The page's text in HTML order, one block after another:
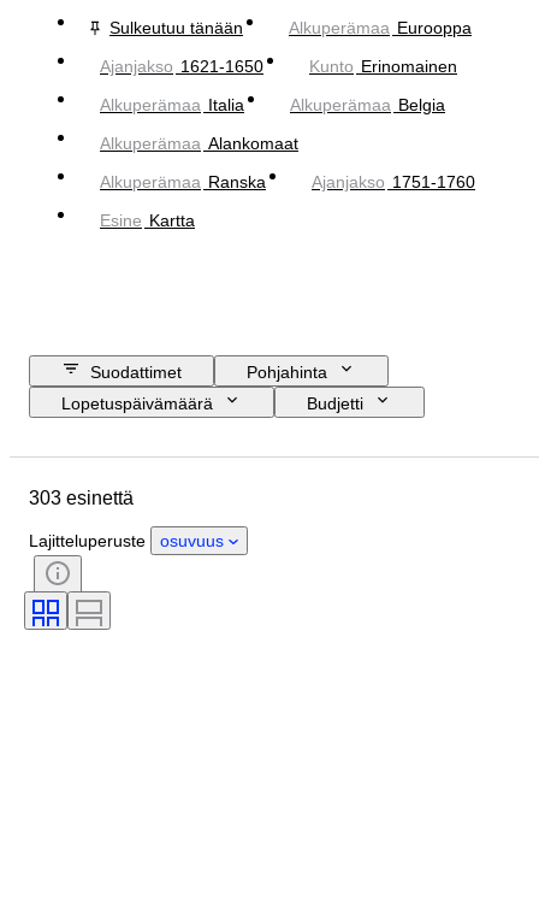
Sulkeutuu tänään
Alkuperämaa Eurooppa
Ajanjakso 1621-1650 Kunto Erinomainen
Alkuperämaa Italia Alkuperämaa Belgia
Alkuperämaa Alankomaat
Alkuperämaa Ranska Ajanjakso 1751-1760
Esine Kartta
Suodattimet
Pohjahinta
Lopetuspäivämäärä
Budjetti
Materiaali
Tekniikka
Sidonta
Painos
Väri
Myyjä
303 esinettä
Lajitteluperuste osuvuus